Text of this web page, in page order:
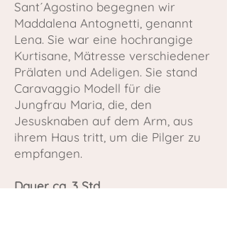
Sant´Agostino begegnen wir
Maddalena Antognetti, genannt
Lena. Sie war eine hochrangige
Kurtisane, Mätresse verschiedener
Prälaten und Adeligen. Sie stand
Caravaggio Modell für die
Jungfrau Maria, die, den
Jesusknaben auf dem Arm, aus
ihrem Haus tritt, um die Pilger zu
empfangen.
Dauer ca. 3 Std.